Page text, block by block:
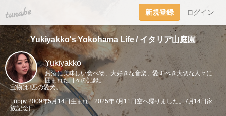
tuna.be 新規登録 ログイン
Yukiyakko's Yokohama Life / イタリア山庭園
Yukiyakko
お酒に美味しい食べ物、大好きな音楽、愛すべき大切な人々に
囲まれた日々の記録。
宝物は3匹の愛犬。
Luppy 2009年5月14日生まれ 2025年7月11日空へ帰りました。7月14日家
族記念日